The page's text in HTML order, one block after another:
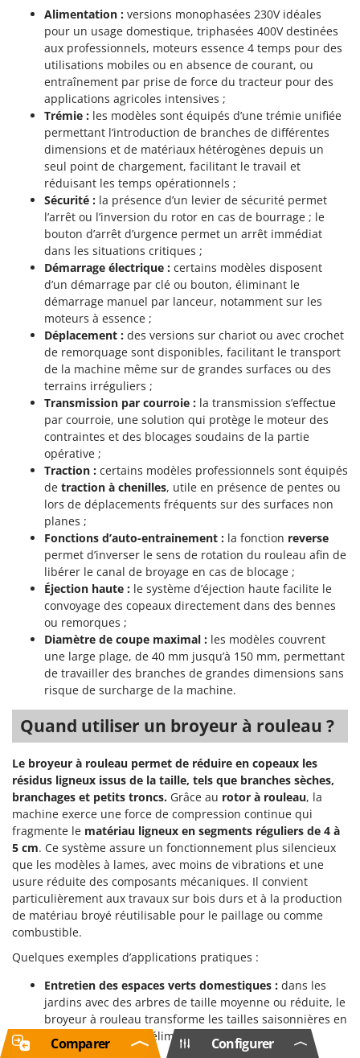
Alimentation : versions monophasées 230V idéales
pour un usage domestique, triphasées 400V destinées
aux professionnels, moteurs essence 4 temps pour des
utilisations mobiles ou en absence de courant, ou
entraînement par prise de force du tracteur pour des
applications agricoles intensives ;
Trémie : les modèles sont équipés d’une trémie unifiée
permettant l’introduction de branches de différentes
dimensions et de matériaux hétérogènes depuis un
seul point de chargement, facilitant le travail et
réduisant les temps opérationnels ;
Sécurité : la présence d’un levier de sécurité permet
l’arrêt ou l’inversion du rotor en cas de bourrage ; le
bouton d’arrêt d’urgence permet un arrêt immédiat
dans les situations critiques ;
Démarrage électrique : certains modèles disposent
d’un démarrage par clé ou bouton, éliminant le
démarrage manuel par lanceur, notamment sur les
moteurs à essence ;
Déplacement : des versions sur chariot ou avec crochet
de remorquage sont disponibles, facilitant le transport
de la machine même sur de grandes surfaces ou des
terrains irréguliers ;
Transmission par courroie : la transmission s’effectue
par courroie, une solution qui protège le moteur des
contraintes et des blocages soudains de la partie
opérative ;
Traction : certains modèles professionnels sont équipés
de traction à chenilles, utile en présence de pentes ou
lors de déplacements fréquents sur des surfaces non
planes ;
Fonctions d’auto-entrainement : la fonction reverse
permet d’inverser le sens de rotation du rouleau afin de
libérer le canal de broyage en cas de blocage ;
Éjection haute : le système d’éjection haute facilite le
convoyage des copeaux directement dans des bennes
ou remorques ;
Diamètre de coupe maximal : les modèles couvrent
une large plage, de 40 mm jusqu’à 150 mm, permettant
de travailler des branches de grandes dimensions sans
risque de surcharge de la machine.
Quand utiliser un broyeur à rouleau ?
Le broyeur à rouleau permet de réduire en copeaux les
résidus ligneux issus de la taille, tels que branches sèches,
branchages et petits troncs. Grâce au rotor à rouleau, la
machine exerce une force de compression continue qui
fragmente le matériau ligneux en segments réguliers de 4 à
5 cm. Ce système assure un fonctionnement plus silencieux
que les modèles à lames, avec moins de vibrations et une
usure réduite des composants mécaniques. Il convient
particulièrement aux travaux sur bois durs et à la production
de matériau broyé réutilisable pour le paillage ou comme
combustible.
Quelques exemples d’applications pratiques :
Entretien des espaces verts domestiques : dans les
jardins avec des arbres de taille moyenne ou réduite, le
broyeur à rouleau transforme les tailles saisonnières en
copeaux, facilitant l’élimination sans transport en
déchetterie ;
Configurer
Comparer